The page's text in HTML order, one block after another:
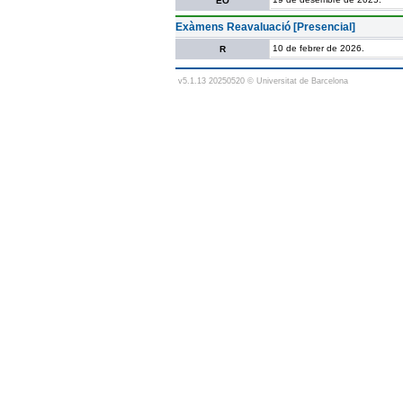
Exàmens Reavaluació [Presencial]
R 10 de febrer de 2026.
v5.1.13 20250520 © Universitat de Barcelona